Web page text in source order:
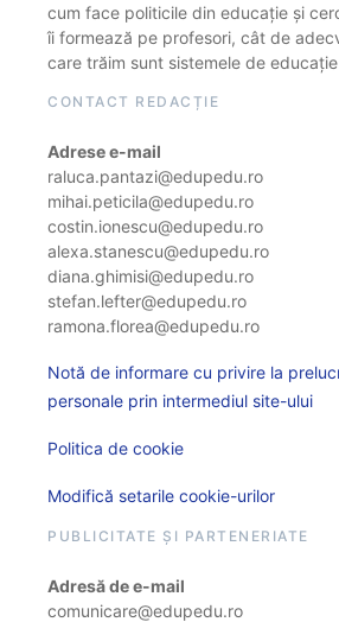
cum face politicile din educație și
îi formează pe profesori, cât de
care trăim sunt sistemele de
CONTACT REDACȚIE
Adrese e-mail
raluca.pantazi@edupedu.ro
mihai.peticila@edupedu.ro
costin.ionescu@edupedu.ro
alexa.stanescu@edupedu.ro
diana.ghimisi@edupedu.ro
stefan.lefter@edupedu.ro
ramona.florea@edupedu.ro
Notă de informare cu privire la
personale prin intermediul site-ului
Politica de cookie
Modifică setarile cookie-urilor
PUBLICITATE ȘI PARTENERIATE
Adresă de e-mail
comunicare@edupedu.ro